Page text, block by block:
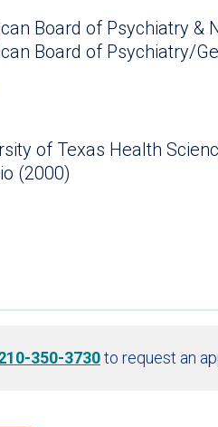
Board of Psychiatry &
Board of Psychiatry/
of Texas Health
(2000)
350-3730to request an